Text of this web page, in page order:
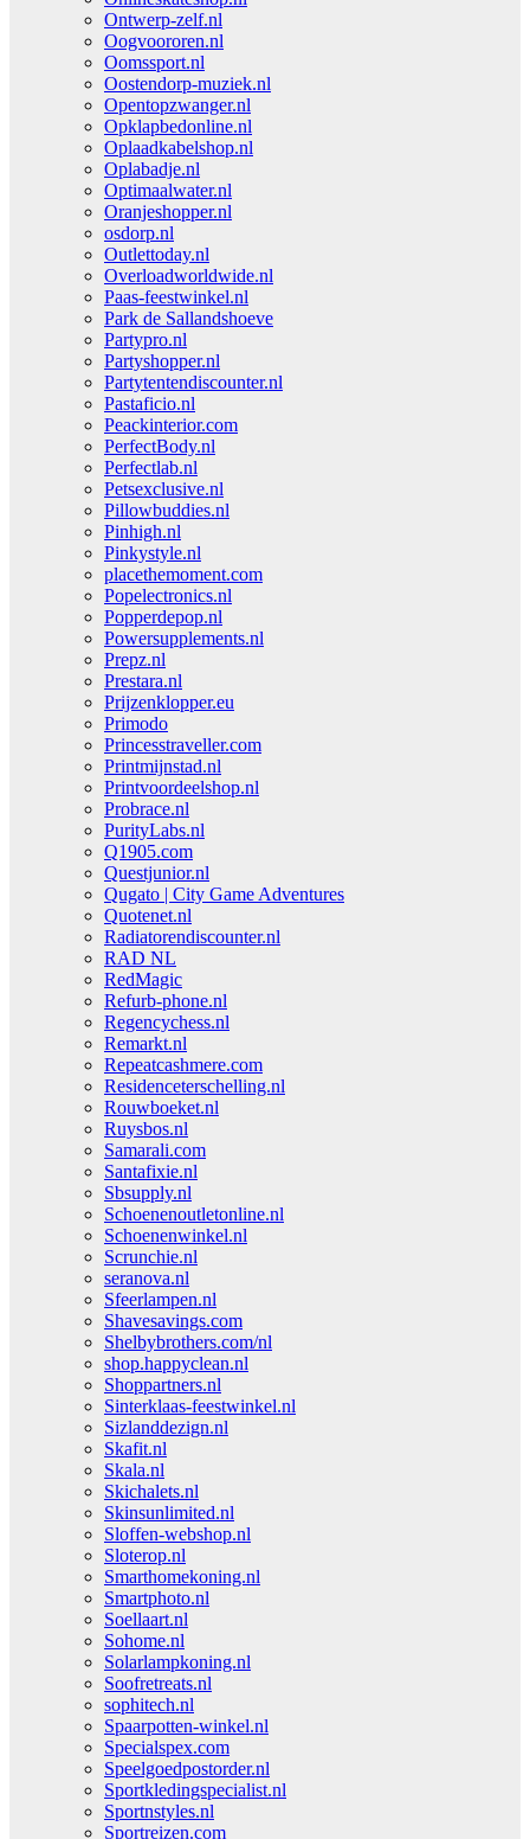
Ontwerp-zelf.nl
Oogvoororen.nl
Oomssport.nl
Oostendorp-muziek.nl
Opentopzwanger.nl
Opklapbedonline.nl
Oplaadkabelshop.nl
Oplabadje.nl
Optimaalwater.nl
Oranjeshopper.nl
osdorp.nl
Outlettoday.nl
Overloadworldwide.nl
Paas-feestwinkel.nl
Park de Sallandshoeve
Partypro.nl
Partyshopper.nl
Partytentendiscounter.nl
Pastaficio.nl
Peackinterior.com
PerfectBody.nl
Perfectlab.nl
Petsexclusive.nl
Pillowbuddies.nl
Pinhigh.nl
Pinkystyle.nl
placethemoment.com
Popelectronics.nl
Popperdepop.nl
Powersupplements.nl
Prepz.nl
Prestara.nl
Prijzenklopper.eu
Primodo
Princesstraveller.com
Printmijnstad.nl
Printvoordeelshop.nl
Probrace.nl
PurityLabs.nl
Q1905.com
Questjunior.nl
Qugato | City Game Adventures
Quotenet.nl
Radiatorendiscounter.nl
RAD NL
RedMagic
Refurb-phone.nl
Regencychess.nl
Remarkt.nl
Repeatcashmere.com
Residenceterschelling.nl
Rouwboeket.nl
Ruysbos.nl
Samarali.com
Santafixie.nl
Sbsupply.nl
Schoenenoutletonline.nl
Schoenenwinkel.nl
Scrunchie.nl
seranova.nl
Sfeerlampen.nl
Shavesavings.com
Shelbybrothers.com/nl
shop.happyclean.nl
Shoppartners.nl
Sinterklaas-feestwinkel.nl
Sizlanddezign.nl
Skafit.nl
Skala.nl
Skichalets.nl
Skinsunlimited.nl
Sloffen-webshop.nl
Sloterop.nl
Smarthomekoning.nl
Smartphoto.nl
Soellaart.nl
Sohome.nl
Solarlampkoning.nl
Soofretreats.nl
sophitech.nl
Spaarpotten-winkel.nl
Specialspex.com
Speelgoedpostorder.nl
Sportkledingspecialist.nl
Sportnstyles.nl
Sportreizen.com